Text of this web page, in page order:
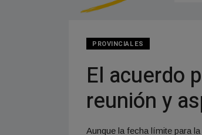
PROVINCIALES
El acuerdo
reunión y
Aunque la fecha límite para